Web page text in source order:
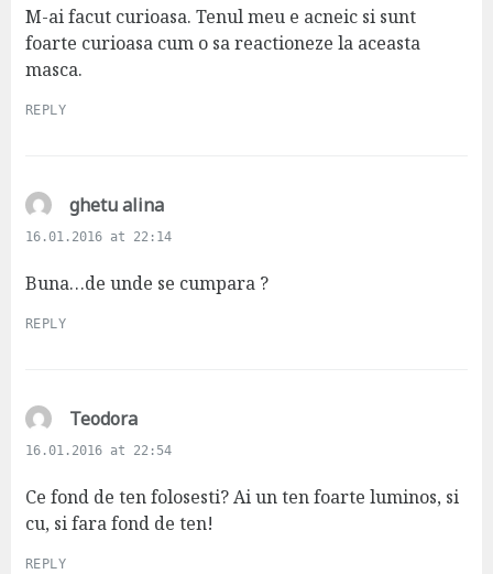
s
:
M-ai facut curioasa. Tenul meu e acneic si sunt
foarte curioasa cum o sa reactioneze la aceasta
masca.
REPLY
ghetu alinas
a
s
16.01.2016 at 22:14
Buna…de unde se cumpara ?
REPLY
Teodoras
a
s
:
16.01.2016 at 22:54
Ce fond de ten folosesti? Ai un ten foarte luminos, si
cu, si fara fond de ten!
REPLY